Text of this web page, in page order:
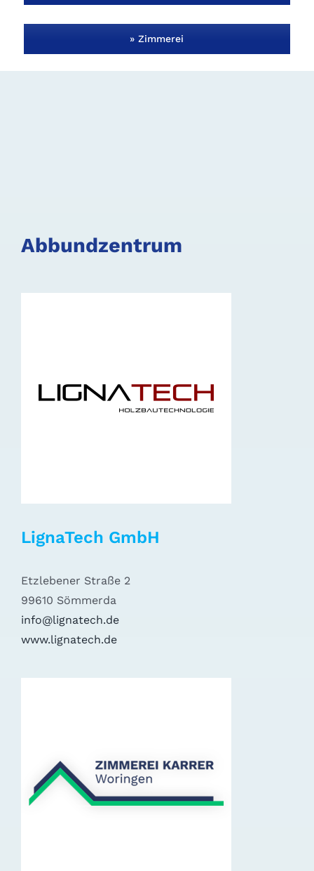
» Zimmerei
Abbundzentrum
LignaTech GmbH
Etzlebener Straße 2
99610 Sömmerda
info@lignatech.de
www.lignatech.de